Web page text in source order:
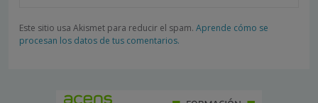
Este sitio usa Akismet para reducir el spam. Aprende cómo se
procesan los datos de tus comentarios.